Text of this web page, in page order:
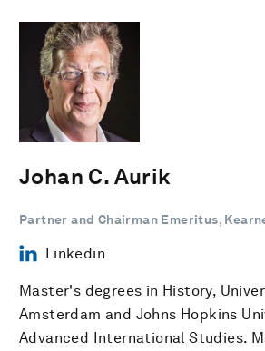
Johan C. Aurik
Partner and Chairman Emeritus,
Linkedin
Master's degrees in History,
Amsterdam and Johns Hopkins
Advanced International Studies.